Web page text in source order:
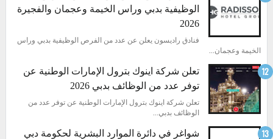
الوظيفية بدبي وراس الخيمة وعجمان والفجيرة
2026
فنادق راديسون يعلن عن عدد من الفرص الوظيفية بدبي وراس
الخيمة وعجمان...
تعلن شركة اينوك بترول الإمارات الوطنية عن
توفر عدد من الوظائف بدبي 2026
تعلن شركة اينوك بترول الإمارات الوطنية عن توفر عدد من
الوظائف بدبي...
شواغر في دائرة الموارد البشرية لحكومة دبي